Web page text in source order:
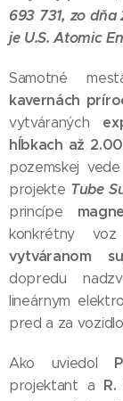
693 731, zo
je U.S. Atomic
Samotné
kavernách
vytváraných
hĺbkach až
pozemskej
projekte Tube
princípe
konkrétny
vytváranom
dopredu
lineárnym
pred a za
Ako uviedol
projektant a